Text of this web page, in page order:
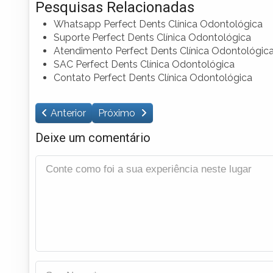
Pesquisas Relacionadas
Whatsapp Perfect Dents Clínica Odontológica
Suporte Perfect Dents Clínica Odontológica
Atendimento Perfect Dents Clínica
SAC Perfect Dents Clínica Odontológica
Contato Perfect Dents Clínica Odontológica
Anterior Próximo
Deixe um comentário